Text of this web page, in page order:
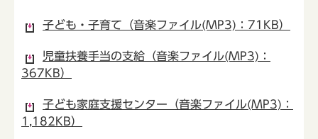
子ども・子育て（音楽ファイル(MP3)：71KB）
児童扶養手当の支給（音楽ファイル(MP3)：
367KB）
子ども家庭支援センター（音楽ファイル(MP3)：
1,182KB）